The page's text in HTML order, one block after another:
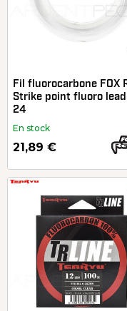
Fil fluorocarbone FOX
Strike point fluoro
24
En stock
21,89 €